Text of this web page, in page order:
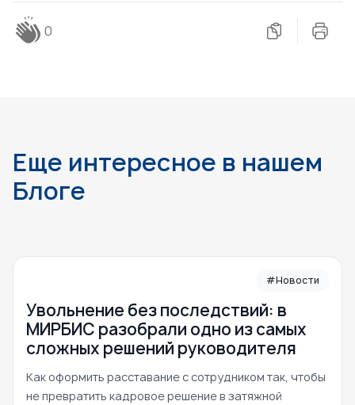
0
Еще интересное в нашем
Блоге
#Новости
Увольнение без последствий: в
МИРБИС разобрали одно из самых
сложных решений руководителя
Как оформить расставание с сотрудником так, чтобы
не превратить кадровое решение в затяжной